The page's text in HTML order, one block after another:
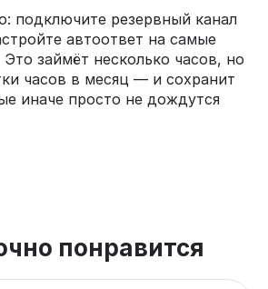
подключите резервный канал
автоответ на самые
займёт несколько часов, но
часов в месяц — и сохранит
иначе просто не дождутся
понравится